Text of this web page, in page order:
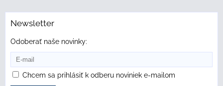
Newsletter
Odoberať naše novinky:
Chcem sa prihlásiť k odberu noviniek e-mailom